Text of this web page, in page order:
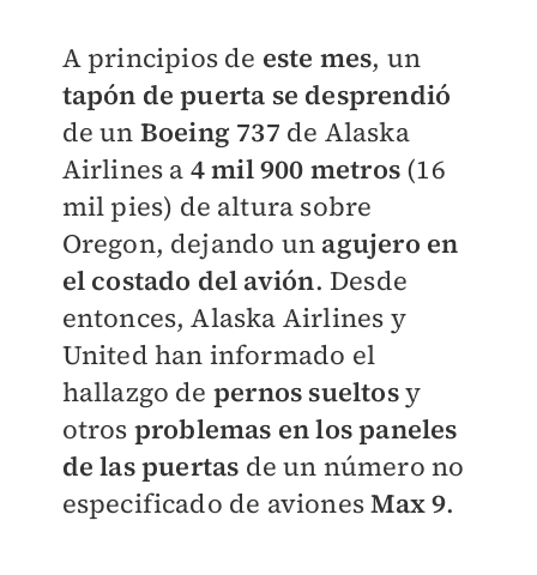
A principios de este mes, un
tapón de puerta se desprendió
de un Boeing 737 de Alaska
Airlines a 4 mil 900 metros (16
mil pies) de altura sobre
Oregon, dejando un agujero en
el costado del avión. Desde
entonces, Alaska Airlines y
United han informado el
hallazgo de pernos sueltosy
otros problemas en los paneles
de las puertas de un número no
especificado de avionesMax 9.